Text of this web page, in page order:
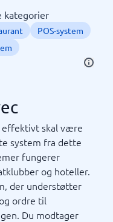
kategorier
POS-system
effektivt skal være
system fra dette
fungerer
og hoteller.
der understøtter
ordre til
Du modtager